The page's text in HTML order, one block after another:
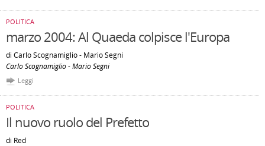
POLITICA
marzo 2004: Al Quaeda colpisce l'Europa
di Carlo Scognamiglio - Mario Segni
Carlo Scognamiglio - Mario Segni
Leggi
POLITICA
Il nuovo ruolo del Prefetto
di Red